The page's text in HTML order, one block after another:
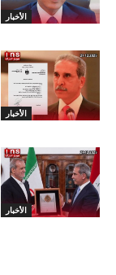
الأخبار
الأخبار
الأخبار